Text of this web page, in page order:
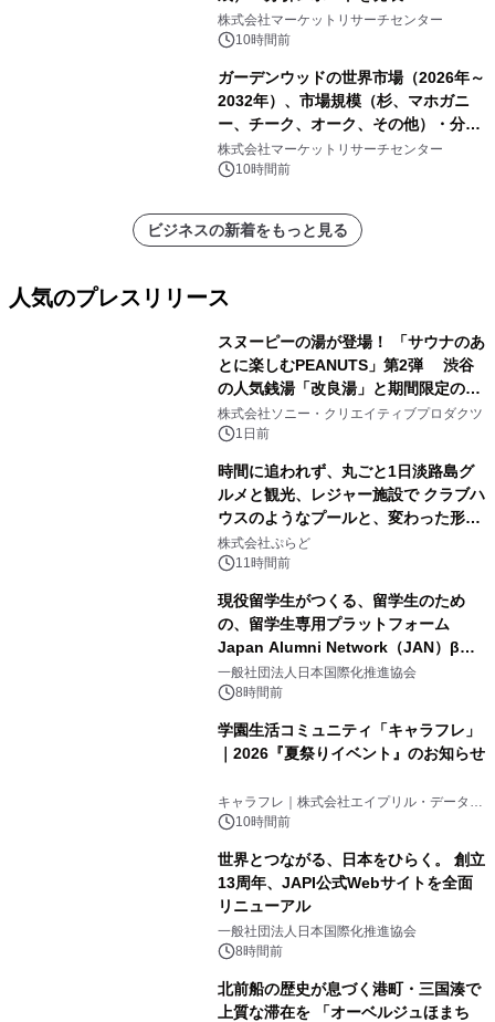
株式会社マーケットリサーチセンター
10時間前
ガーデンウッドの世界市場（2026年～
2032年）、市場規模（杉、マホガニ
ー、チーク、オーク、その他）・分析
レポートを発表
株式会社マーケットリサーチセンター
10時間前
ビジネスの新着をもっと見る
人気のプレスリリース
スヌーピーの湯が登場！ 「サウナのあ
とに楽しむPEANUTS」第2弾 渋谷
の人気銭湯「改良湯」と期間限定のコ
ラボレーション サウナイキタイコラ
ボグッズも発売決定！
株式会社ソニー・クリエイティブプロダクツ
1日前
時間に追われず、丸ごと1日淡路島グ
ルメと観光、レジャー施設で クラブハ
ウスのようなプールと、変わった形の
サウナも 「THE BOXY AWAJI」のお
得な素泊まり連泊プランで
株式会社ぷらど
11時間前
現役留学生がつくる、留学生のため
の、留学生専用プラットフォーム
Japan Alumni Network（JAN）β版
をリリース
一般社団法人日本国際化推進協会
8時間前
学園生活コミュニティ「キャラフレ」
｜2026『夏祭りイベント』のお知らせ
キャラフレ｜株式会社エイプリル・データ・
デザインズ
10時間前
世界とつながる、日本をひらく。 創立
13周年、JAPI公式Webサイトを全面
リニューアル
一般社団法人日本国際化推進協会
8時間前
北前船の歴史が息づく港町・三国湊で
上質な滞在を 「オーベルジュほまち